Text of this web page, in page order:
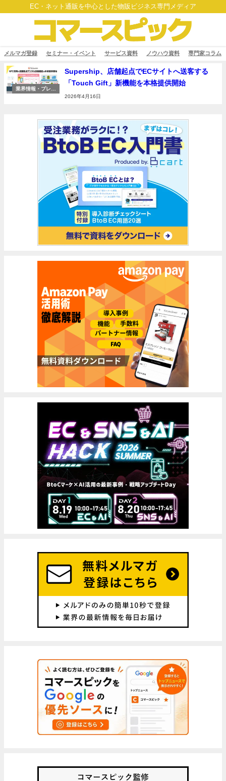
EC・ネット通販を中心とした物販ビジネス専門メディア
メルマガ登録 セミナー・イベント サービス資料 ノウハウ資料 専門家コラム
業界情報・プレス
Supership、店舗起点でECサイトへ送客する
「Touch Gift」新機能を本格提供開始
2026年4月16日